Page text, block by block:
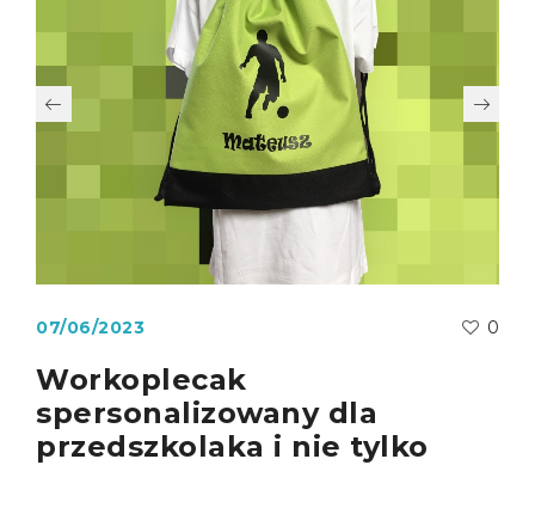
07/06/2023 0
Workoplecak
spersonalizowany dla
przedszkolaka i nie tylko